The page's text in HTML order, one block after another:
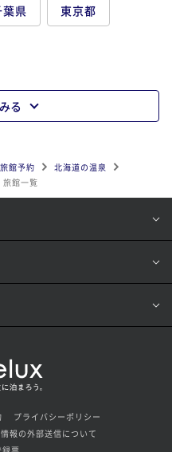
葉県 東京都
る
館予約
北海道の温泉
旅館一覧
プライバシーポリシー
報の外部送信について